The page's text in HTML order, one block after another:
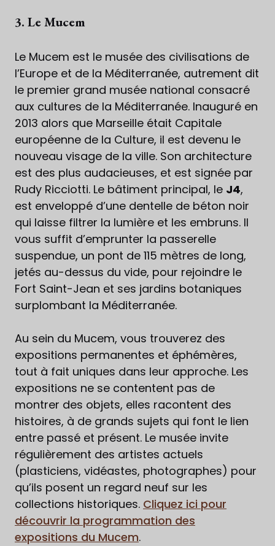
3. Le Mucem
Le Mucem est le musée des civilisations de
l’Europe et de la Méditerranée, autrement dit
le premier grand musée national consacré
aux cultures de la Méditerranée. Inauguré en
2013 alors que Marseille était Capitale
européenne de la Culture, il est devenu le
nouveau visage de la ville. Son architecture
est des plus audacieuses, et est signée par
Rudy Ricciotti. Le bâtiment principal, le J4,
est enveloppé d’une dentelle de béton noir
qui laisse filtrer la lumière et les embruns. Il
vous suffit d’emprunter la passerelle
suspendue, un pont de 115 mètres de long,
jetés au-dessus du vide, pour rejoindre le
Fort Saint-Jean et ses jardins botaniques
surplombant la Méditerranée.
Au sein du Mucem, vous trouverez des
expositions permanentes et éphémères,
tout à fait uniques dans leur approche. Les
expositions ne se contentent pas de
montrer des objets, elles racontent des
histoires, à de grands sujets qui font le lien
entre passé et présent. Le musée invite
régulièrement des artistes actuels
(plasticiens, vidéastes, photographes) pour
qu’ils posent un regard neuf sur les
collections historiques. Cliquez ici pour
découvrir la programmation des
expositions du Mucem.